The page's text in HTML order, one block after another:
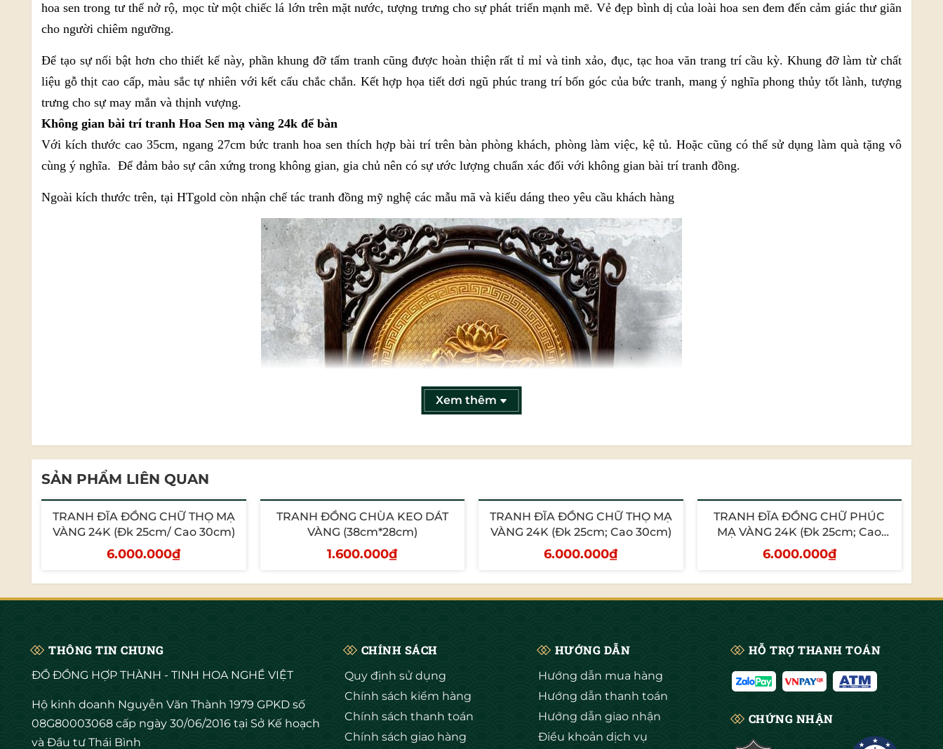
hoa sen trong tư thế nở rộ, mọc từ một chiếc lá lớn trên mặt nước, tượng trưng cho sự phát triển mạnh mẽ. Vẻ đẹp bình dị của loài hoa sen đem đến cảm giác thư giãn
cho người chiêm ngưỡng.
Để tạo sự nổi bật hơn cho thiết kế này, phần khung đỡ tấm tranh cũng được hoàn thiện rất tỉ mỉ và tinh xảo, đục, tạc hoa văn trang trí cầu kỳ. Khung đỡ làm từ chất
liệu gỗ thịt cao cấp, màu sắc tự nhiên với kết cấu chắc chắn. Kết hợp họa tiết dơi ngũ phúc trang trí bốn góc của bức tranh, mang ý nghĩa phong thủy tốt lành, tượng
trưng cho sự may mắn và thịnh vượng.
Không gian bài trí tranh Hoa Sen mạ vàng 24k để bàn
Với kích thước cao 35cm, ngang 27cm bức tranh hoa sen thích hợp bài trí trên bàn phòng khách, phòng làm việc, kệ tủ. Hoặc cũng có thể sử dụng làm quà tặng vô
cùng ý nghĩa. Để đảm bảo sự cân xứng trong không gian, gia chủ nên có sự ước lượng chuẩn xác đối với không gian bài trí tranh đồng.
Ngoài kích thước trên, tại HTgold còn nhận chế tác tranh đồng mỹ nghệ các mẫu mã và kiểu dáng theo yêu cầu khách hàng
Trong văn hóa của người Việt từ xưa đến nay, hoa sen luôn là loài hoa tôn quý mang nhiều ý nghĩa tốt đẹp. Hoa sen ủ mầm và lớn lên trong bùn đất. Tuy nhiên dù phát
triển nơi hôi tanh như vậy nhưng loài hoa này vẫn có sức sống bền bỉ và vẻ đẹp thuần khiết và mùi hương dễ chịu.
Ngoài ra, hoa sen còn được biết đến là một biểu tượng của Phật giáo. Theo quan điểm của nhà Phật thì hoa sen là biểu tượng của sự thuần khiết. Có hoa sen trong nhà
Xem thêm
SẢN PHẨM LIÊN QUAN
TRANH ĐĨA ĐỒNG CHỮ THỌ MẠ
VÀNG 24K (Đk 25cm/ Cao 30cm)
6.000.000₫
TRANH ĐỒNG CHÙA KEO DÁT
VÀNG (38cm*28cm)
1.600.000₫
TRANH ĐĨA ĐỒNG CHỮ THỌ MẠ
VÀNG 24K (Đk 25cm; Cao 30cm)
6.000.000₫
TRANH ĐĨA ĐỒNG CHỮ PHÚC
MẠ VÀNG 24K (Đk 25cm; Cao
30cm)
6.000.000₫
THÔNG TIN CHUNG
ĐỒ ĐỒNG HỢP THÀNH - TINH HOA NGHỀ VIỆT
Hộ kinh doanh Nguyễn Văn Thành 1979 GPKD số
08G80003068 cấp ngày 30/06/2016 tại Sở Kế hoạch
và Đầu tư Thái Bình
CHÍNH SÁCH
Quy định sử dụng
Chính sách kiểm hàng
Chính sách thanh toán
Chính sách giao hàng
HƯỚNG DẪN
Hướng dẫn mua hàng
Hướng dẫn thanh toán
Hướng dẫn giao nhận
Điều khoản dịch vụ
HỖ TRỢ THANH TOÁN
CHỨNG NHẬN